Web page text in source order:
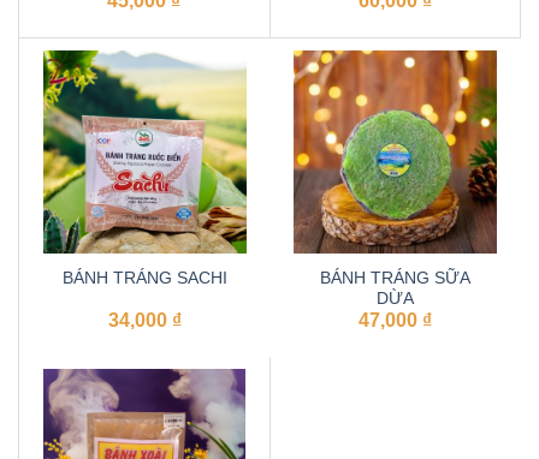
BÁNH TRÁNG SACHI
34,000 ₫
BÁNH TRÁNG SỮA
DỪA
47,000 ₫